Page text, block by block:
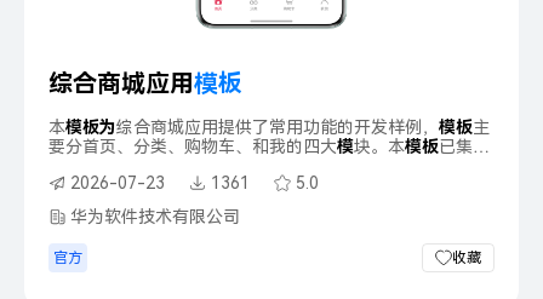
综合商城应用模板
本模板为综合商城应用提供了常用功能的开发样例， 模板主
要分首页、分类、购物车、和我的四大模块。本模板已集成
即可快速实现华
账号的登录、一键拨打服务电话、商品购
买等功能。
2026-07-23 1361
5.0
华为软件技术有限公司
官方 收藏